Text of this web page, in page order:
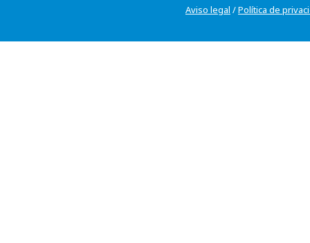
Aviso legal /Política de